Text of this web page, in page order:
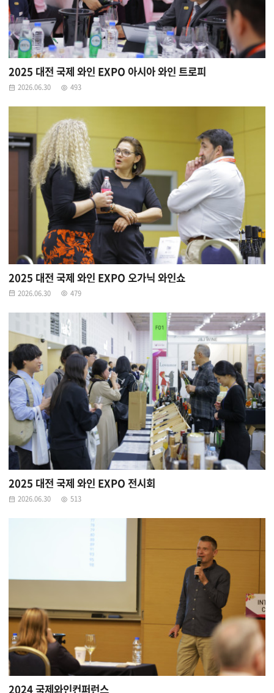
2025 대전 국제 와인 EXPO 아시아 와인 트로피
2026.06.30 493
2025 대전 국제 와인 EXPO 오가닉 와인쇼
2026.06.30 479
2025 대전 국제 와인 EXPO 전시회
2026.06.30 513
2024 국제와인컨퍼런스